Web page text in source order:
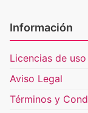
Información
Licencias de
Aviso Legal
Términos y